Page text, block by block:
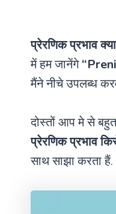
प्रेरणिक प्रभाव
में हम जानेंगे“
मैंने नीचे उपलब्ध
दोस्तों आप मे से
प्रेरणिक प्रभाव
साथ साझा करता हैं.